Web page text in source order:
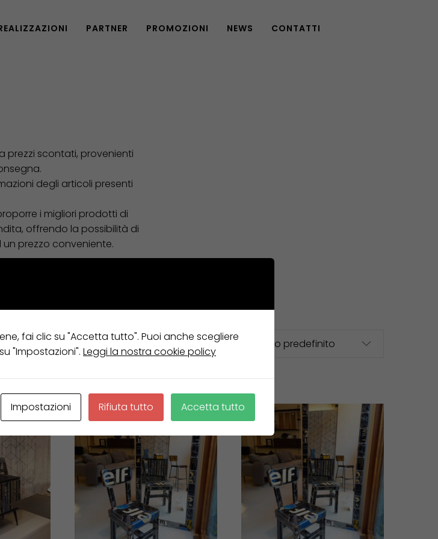
PARTNER PROMOZIONI NEWS CONTATTI
prezzi scontati, provenienti
degli articoli presenti
i migliori prodotti di
offrendo la possibilità di
prezzo conveniente.
fai clic su "Accetta tutto". Puoi anche scegliere
"Impostazioni". Leggi la nostra cookie policy
Impostazioni Rifiuta tutto Accetta tutto